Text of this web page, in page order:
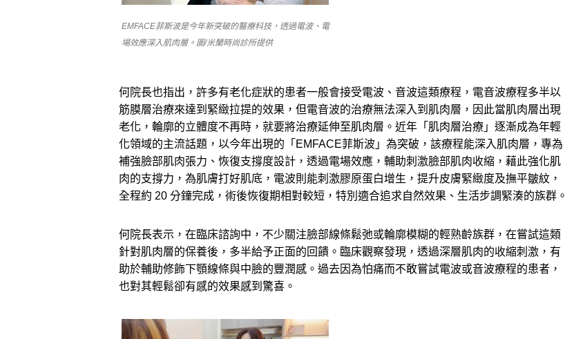
EMFACE菲斯波是今年新突破的醫療科技，透過電波、電
場效應深入肌肉層。圖/米蘭時尚診所提供
何院長也指出，許多有老化症狀的患者一般會接受電波、音波這類療程，電音波療程多半以
筋膜層治療來達到緊緻拉提的效果，但電音波的治療無法深入到肌肉層，因此當肌肉層出現
老化，輪廓的立體度不再時，就要將治療延伸至肌肉層。近年「肌肉層治療」逐漸成為年輕
化領域的主流話題，以今年出現的「EMFACE菲斯波」為突破，該療程能深入肌肉層，專為
補強臉部肌肉張力、恢復支撐度設計，透過電場效應，輔助刺激臉部肌肉收縮，藉此強化肌
肉的支撐力，為肌膚打好肌底，電波則能刺激膠原蛋白增生，提升皮膚緊緻度及撫平皺紋，
全程約 20 分鐘完成，術後恢復期相對較短，特別適合追求自然效果、生活步調緊湊的族群。
何院長表示，在臨床諮詢中，不少關注臉部線條鬆弛或輪廓模糊的輕熟齡族群，在嘗試這類
針對肌肉層的保養後，多半給予正面的回饋。臨床觀察發現，透過深層肌肉的收縮刺激，有
助於輔助修飾下顎線條與中臉的豐潤感。過去因為怕痛而不敢嘗試電波或音波療程的患者，
也對其輕鬆卻有感的效果感到驚喜。